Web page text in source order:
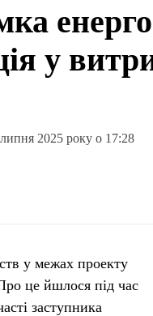
у
2025 року о 17:28
у межах проекту
це йшлося під час
заступника